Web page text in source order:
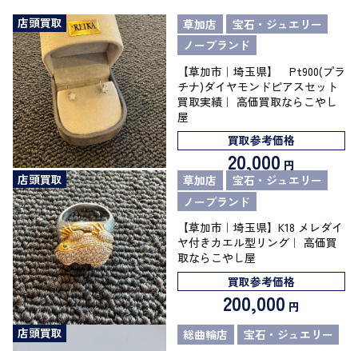
店頭買取 草加店
宝石・ジュエリー
ノーブランド
【草加市｜埼玉県】 Pt900(プラ
チナ)ダイヤモンドピアスセット
買取実績｜ 高価買取ならこやし
屋
買取参考価格
20,000 円
店頭買取
草加店
宝石・ジュエリー
ノーブランド
【草加市｜埼玉県】K18 メレダイ
ヤ付きカエル型リング｜ 高価買
取ならこやし屋
買取参考価格
200,000 円
店頭買取
総曲輪店
宝石・ジュエリー